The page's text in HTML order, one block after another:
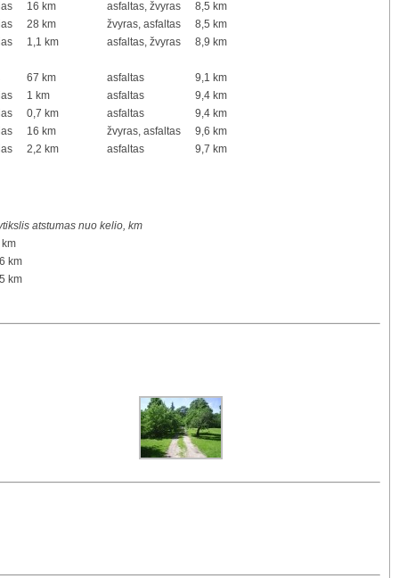
16 km asfaltas, žvyras
8,5 km
28 km žvyras, asfaltas
8,5 km
1,1 km asfaltas, žvyras 8,9 km
67 km asfaltas
9,1 km
1 km asfaltas
9,4 km
0,7 km asfaltas
9,4 km
16 km žvyras, asfaltas
9,6 km
2,2 km asfaltas 9,7 km
atstumas nuo kelio, km
km
km